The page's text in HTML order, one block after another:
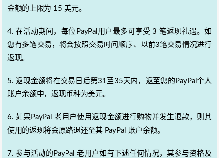
金额的上限为 15 美元。
4. 在活动期间，每位PayPal用户最多可享受 3 笔返现礼遇。如
您有多笔交易，将会按照交易时间顺序、以前3笔交易情况进行
返现。
5. 返现金额将在交易日后第31至35天内，返至您的PayPal个人
账户余额中，返现币种为美元。
6. 如果PayPal 老用户使用返现金额进行购物并发生退款，则其
使用的返现将会原路退还至其 PayPal 账户余额。
7. 参与活动的PayPal 老用户如有下述任何情况，其参与资格及